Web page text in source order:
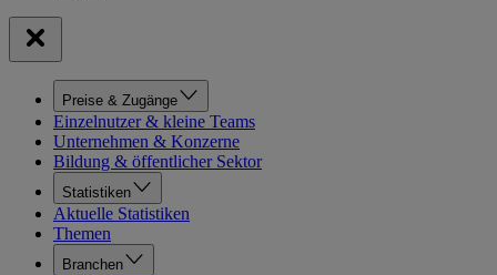
Preise & Zugänge
Einzelnutzer & kleine Teams
Unternehmen & Konzerne
Bildung & öffentlicher Sektor
Statistiken
Aktuelle Statistiken
Themen
Branchen